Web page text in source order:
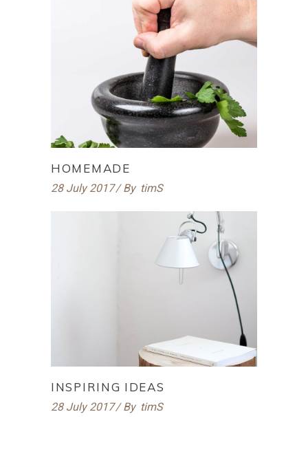
HOMEMADE
28 July 2017 By timS
INSPIRING IDEAS
28 July 2017 By timS